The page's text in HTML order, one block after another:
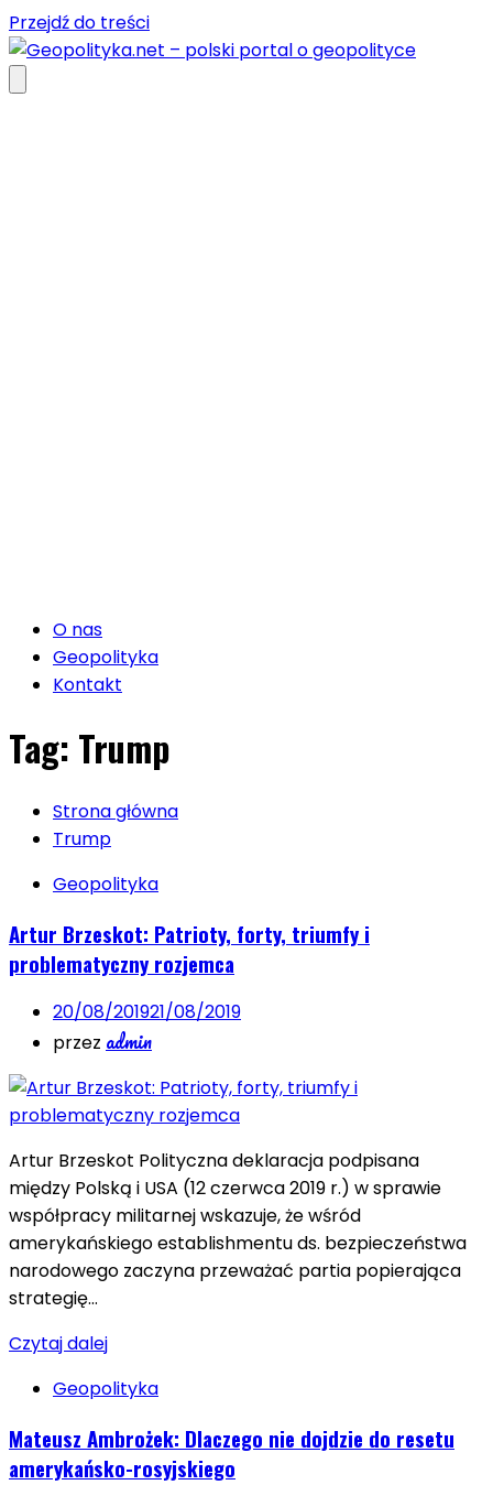
Przejdź do treści
O nas
Geopolityka
Kontakt
Tag: Trump
Strona główna
Trump
Geopolityka
Artur Brzeskot: Patrioty, forty, triumfy i
problematyczny rozjemca
20/08/201921/08/2019
przez admin
Artur Brzeskot Polityczna deklaracja podpisana
między Polską i USA (12 czerwca 2019 r.) w sprawie
współpracy militarnej wskazuje, że wśród
amerykańskiego establishmentu ds. bezpieczeństwa
narodowego zaczyna przeważać partia popierająca
strategię…
Czytaj dalej
Geopolityka
Mateusz Ambrożek: Dlaczego nie dojdzie do resetu
amerykańsko-rosyjskiego